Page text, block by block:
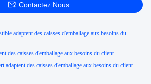
Contactez Nous
adaptent des caisses d'emballage aux besoins du
des caisses d'emballage aux besoins du client
adaptent des caisses d'emballage aux besoins du client